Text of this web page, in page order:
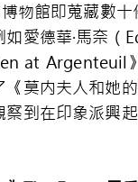
物館即蒐藏數
愛德華·馬奈
at Argenteuil
《莫内夫人和
到在印象派興